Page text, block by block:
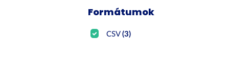
Formátumok
CSV(3)